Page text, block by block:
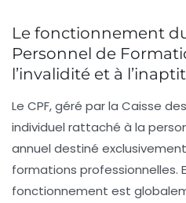
Le fonctionnement
Personnel de
l’invalidité et à
Le CPF, géré par la Caisse
individuel rattaché à la
annuel destiné
formations professionnelles.
fonctionnement est